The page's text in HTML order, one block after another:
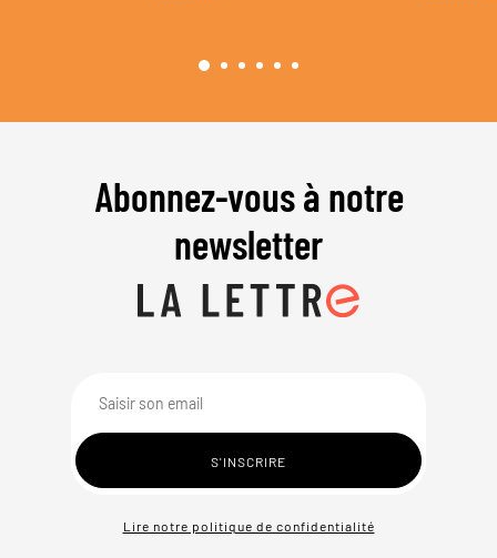
Abonnez-vous à notre
newsletter
Lire notre politique de confidentialité